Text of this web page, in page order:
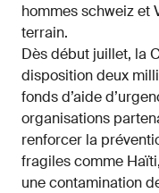
hommes schweiz et
terrain.
Dès début juillet, la
disposition deux
fonds d’aide
organisations
renforcer la
fragiles comme
une contamination